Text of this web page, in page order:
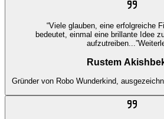
“Viele glauben, eine erfolgreiche
bedeutet, einmal eine brillante Idee
aufzutreiben...”
Rustem
Gründer von Robo Wunderkind,